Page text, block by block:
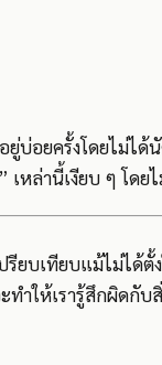
ยู่บ่อยครั้งโดยไม่ไ
หล่านี้เงียบ ๆ โดย
รียบเทียบแม้ไม่ได้ตั้
ำให้เรารู้สึกผิดกับสิ่